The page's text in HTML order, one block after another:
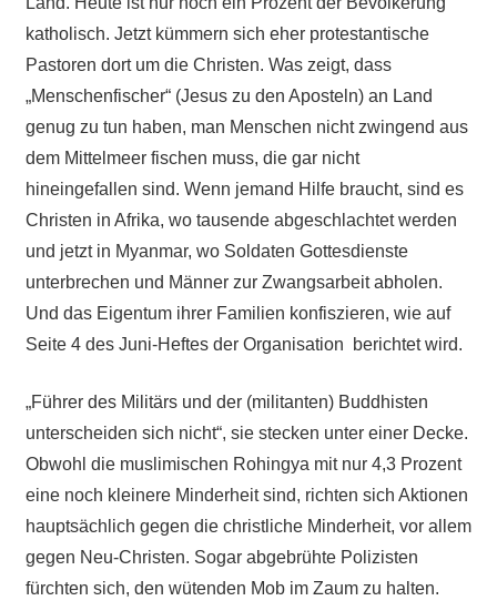
katholisch. Jetzt kümmern sich eher protestantische
Pastoren dort um die Christen. Was zeigt, dass
„Menschenfischer“ (Jesus zu den Aposteln) an Land
genug zu tun haben, man Menschen nicht zwingend aus
dem Mittelmeer fischen muss, die gar nicht
hineingefallen sind. Wenn jemand Hilfe braucht, sind es
Christen in Afrika, wo tausende abgeschlachtet werden
und jetzt in Myanmar, wo Soldaten Gottesdienste
unterbrechen und Männer zur Zwangsarbeit abholen.
Und das Eigentum ihrer Familien konfiszieren, wie auf
Seite 4 des Juni-Heftes der Organisation berichtet wird.
„Führer des Militärs und der (militanten) Buddhisten
unterscheiden sich nicht“, sie stecken unter einer Decke.
Obwohl die muslimischen Rohingya mit nur 4,3 Prozent
eine noch kleinere Minderheit sind, richten sich Aktionen
hauptsächlich gegen die christliche Minderheit, vor allem
gegen Neu-Christen. Sogar abgebrühte Polizisten
fürchten sich, den wütenden Mob im Zaum zu halten.